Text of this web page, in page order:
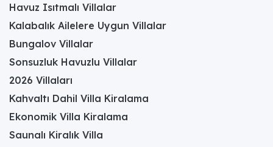
Havuz Isıtmalı Villalar
Kalabalık Ailelere Uygun Villalar
Bungalov Villalar
Sonsuzluk Havuzlu Villalar
2026 Villaları
Kahvaltı Dahil Villa Kiralama
Ekonomik Villa Kiralama
Saunalı Kiralık Villa